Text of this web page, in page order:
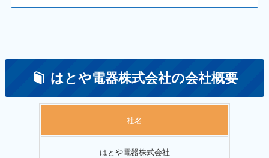
はとや電器株式会社の会社概要
社名
はとや電器株式会社